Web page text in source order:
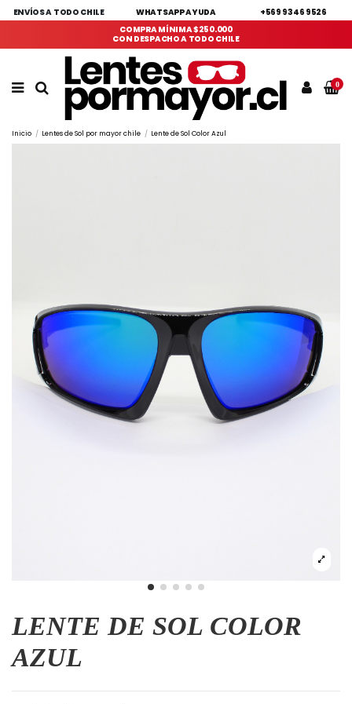
ENVÍOS A TODO CHILE WHATSAPP AYUDA
+569 9346 9526
COMPRA MÍNIMA $250.000
CON DESPACHO A TODO CHILE
0
Inicio Lentes de Sol por mayor chile Lente de Sol Color Azul
LENTE DE SOL COLOR
AZUL